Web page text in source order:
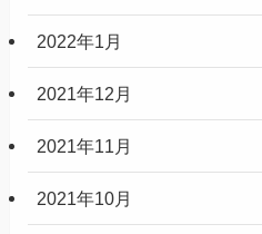
2022年1月
2021年12月
2021年11月
2021年10月